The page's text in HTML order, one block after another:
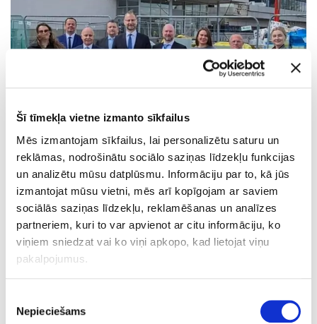
Šī tīmekļa vietne izmanto sīkfailus
Mēs izmantojam sīkfailus, lai personalizētu saturu un
reklāmas, nodrošinātu sociālo saziņas līdzekļu funkcijas
un analizētu mūsu datplūsmu. Informāciju par to, kā jūs
izmantojat mūsu vietni, mēs arī kopīgojam ar saviem
sociālās saziņas līdzekļu, reklamēšanas un analīzes
partneriem, kuri to var apvienot ar citu informāciju, ko
viņiem sniedzat vai ko viņi apkopo, kad lietojat viņu
pakalpojumus.
izvēle
Nepieciešams
Lai iepazītos ar situāciju uzņēmumā un VAS “Latvijas gaisa
satiksme” nozīmīgākajiem modernizācijas projektiem, 14.
maijā LGS apmeklēja Latvijas Republikas satiksmes
ministrs Atis Švinka.
LGS valdes priekšsēdētājs Dāvids Tauriņš ministram prezentēja
realizējamajiem projektiem. Īpaša uzmanība tika pievērsta